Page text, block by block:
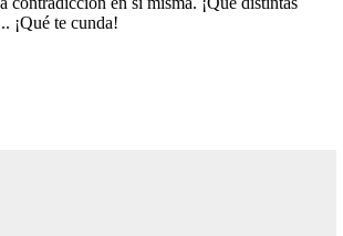
¡Qué te cunda!